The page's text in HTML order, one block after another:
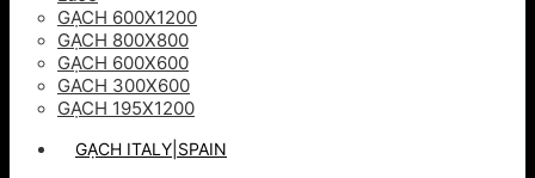
GẠCH 600X1200
GẠCH 800X800
GẠCH 600X600
GACH 300X600
GẠCH 195X1200
GẠCH ITALY|SPAIN